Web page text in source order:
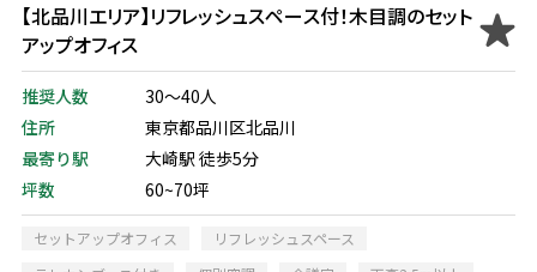
【北品川エリア】リフレッシュスペース付！木目調のセット
アップオフィス
推奨人数
30～40人
住所
東京都品川区北品川
最寄り駅
大崎駅 徒歩5分
坪数
60~70坪
セットアップオフィス
リフレッシュスペース